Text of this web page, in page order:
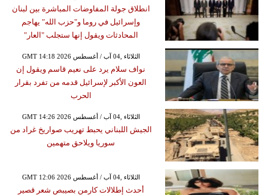
انطلاق جولة المفاوضات المباشرة بين لبنان
وإسرائيل في روما و"حزب الله" يهاجم
المحادثات ويقول إنها ستجلب "العار"
GMT 14:18 2026 الثلاثاء ,04 آب / أغسطس
نواف سلام يرد على نعيم قاسم ويقول إن
العون الأكبر لإسرائيل قدمه من تفرد بقرار
الحرب
GMT 14:26 2026 الثلاثاء ,04 آب / أغسطس
الجيش اللبناني يحبط تهريب صواريخ غراد من
سوريا ويلاحق متهمين
GMT 12:06 2026 الثلاثاء ,04 آب / أغسطس
أحدث إطلالات كارمن بصيبص شعر قصير